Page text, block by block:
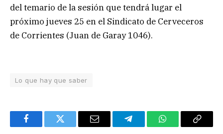
del temario de la sesión que tendrá lugar el
próximo jueves 25 en el Sindicato de Cerveceros
de Corrientes (Juan de Garay 1046).
Lo que hay que saber
FacebookTwitter Email TelegramWhatsAppCopy